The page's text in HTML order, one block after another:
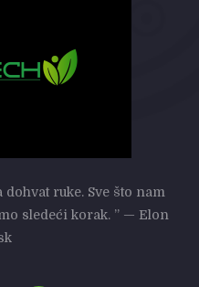
ruke. Sve što nam
sledeći korak. ” — Elon